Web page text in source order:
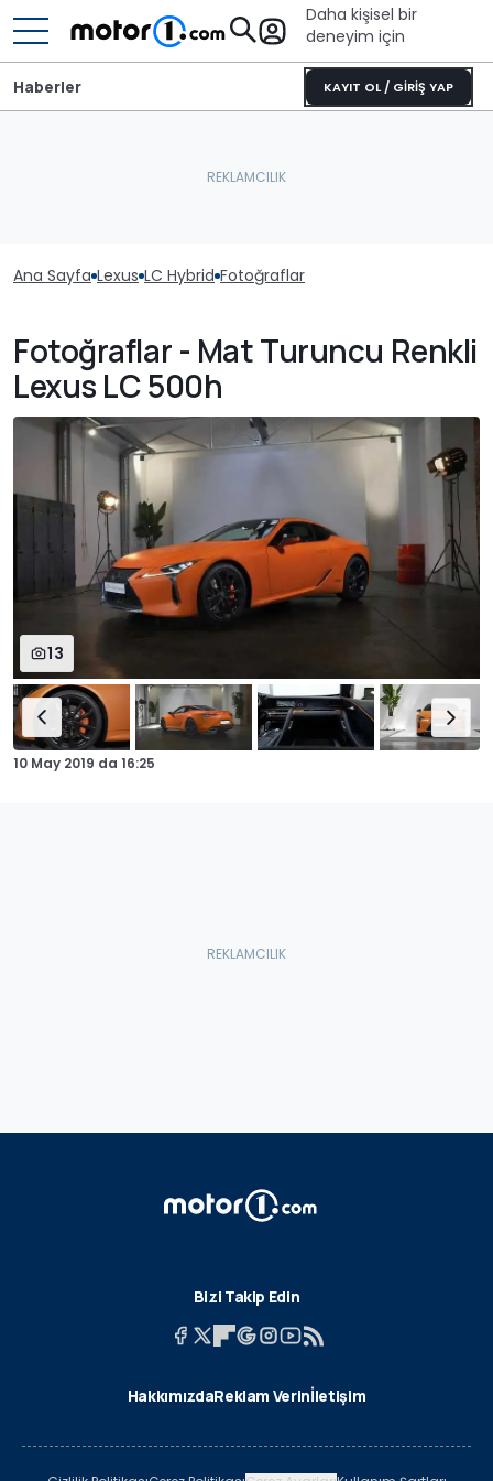
Daha kişisel bir
deneyim için
KAYIT OL / GİRİŞ YAP
Haberler
Ana Sayfa Lexus LC Hybrid Fotoğraflar
Fotoğraflar - Mat Turuncu Renkli
Lexus LC 500h
13
10 May 2019 da 16:25
Bizi Takip Edin
HakkımızdaReklam Verinİletişim